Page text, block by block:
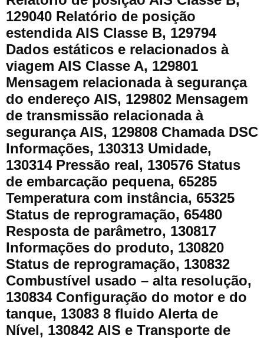
129040 Relatório de posição
estendida AIS Classe B, 129794
Dados estáticos e relacionados à
viagem AIS Classe A, 129801
Mensagem relacionada à segurança
do endereço AIS, 129802 Mensagem
de transmissão relacionada à
segurança AIS, 129808 Chamada DSC
Informações, 130313 Umidade,
130314 Pressão real, 130576 Status
de embarcação pequena, 65285
Temperatura com instância, 65325
Status de reprogramação, 65480
Resposta de parâmetro, 130817
Informações do produto, 130820
Status de reprogramação, 130832
Combustível usado – alta resolução,
130834 Configuração do motor e do
tanque, 13083 8 fluido Alerta de
Nível, 130842 AIS e Transporte de